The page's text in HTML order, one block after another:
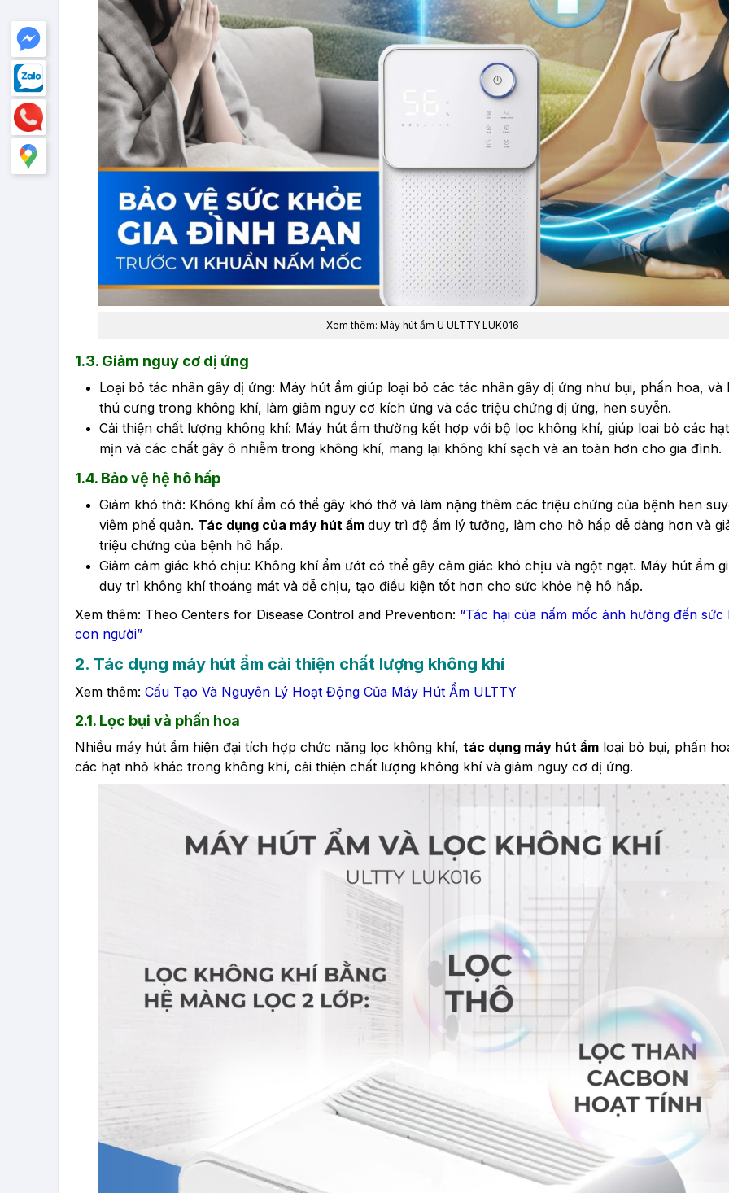
Xem thêm: Máy hút ẩm U ULTTY LUK016
1.3. Giảm nguy cơ dị ứng
Loại bỏ tác nhân gây dị ứng: Máy hút ẩm giúp loại bỏ các tác nhân gây dị ứng như bụi, phấn hoa, và
thú cưng trong không khí, làm giảm nguy cơ kích ứng và các triệu chứng dị ứng, hen suyễn.
Cải thiện chất lượng không khí: Máy hút ẩm thường kết hợp với bộ lọc không khí, giúp loại bỏ các
mịn và các chất gây ô nhiễm trong không khí, mang lại không khí sạch và an toàn hơn cho gia đình.
1.4. Bảo vệ hệ hô hấp
Giảm khó thở: Không khí ẩm có thể gây khó thở và làm nặng thêm các triệu chứng của bệnh hen
viêm phế quản. Tác dụng của máy hút ẩm duy trì độ ẩm lý tưởng, làm cho hô hấp dễ dàng hơn và
triệu chứng của bệnh hô hấp.
Giảm cảm giác khó chịu: Không khí ẩm ướt có thể gây cảm giác khó chịu và ngột ngạt. Máy hút ẩm
duy trì không khí thoáng mát và dễ chịu, tạo điều kiện tốt hơn cho sức khỏe hệ hô hấp.
​Xem thêm: Theo Centers for Disease Control and Prevention: “Tác hại của nấm mốc ảnh hưởng đến sức
con người”
2. Tác dụng máy hút ẩm cải thiện chất lượng không khí
Xem thêm: Cấu Tạo Và Nguyên Lý Hoạt Động Của Máy Hút Ẩm ULTTY
2.1. Lọc bụi và phấn hoa
Nhiều máy hút ẩm hiện đại tích hợp chức năng lọc không khí, tác dụng máy hút ẩm loại bỏ bụi, phấn
các hạt nhỏ khác trong không khí, cải thiện chất lượng không khí và giảm nguy cơ dị ứng.